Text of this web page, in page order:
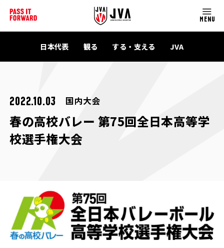
MENU
日本代表 観る する・支える JVA
2022.10.03 国内大会
春の高校バレー 第75回全日本高等学
校選手権大会